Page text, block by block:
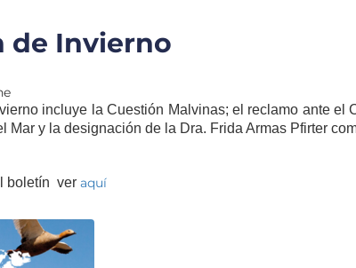
de Invierno
incluye la Cuestión Malvinas; el reclamo ante
Mar y la designación de la Dra. Frida Armas Pfirter
boletín ver aquí